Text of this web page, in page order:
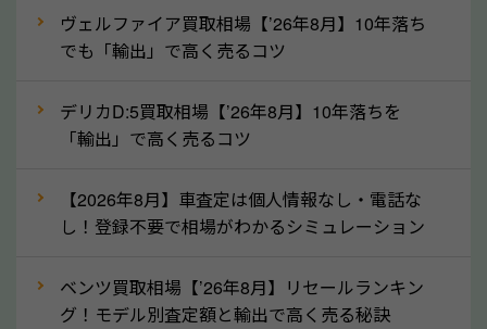
ってきます！
月割りで返還されるものです。ですから、自動車税の
還付金は早めに売却するほど多く還付されます。不要
③自動車税の還付金の扱いについて確認し
車を廃車にすると、自動車税の還付金を受け取ること
ヴェルファイア買取相場【’26年8月】10年落ち
でも「輸出」で高く売るコツ
デリカD:5買取相場【’26年8月】10年落ちを
「輸出」で高く売るコツ
【2026年8月】車査定は個人情報なし・電話な
し！登録不要で相場がわかるシミュレーション
ベンツ買取相場【’26年8月】リセールランキン
グ！モデル別査定額と輸出で高く売る秘訣